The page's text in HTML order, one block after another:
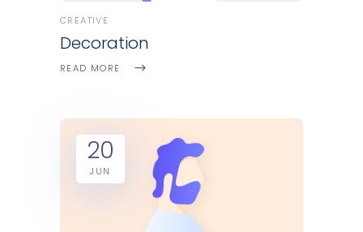
CREATIVE
Decoration
READ MORE
20
JUN